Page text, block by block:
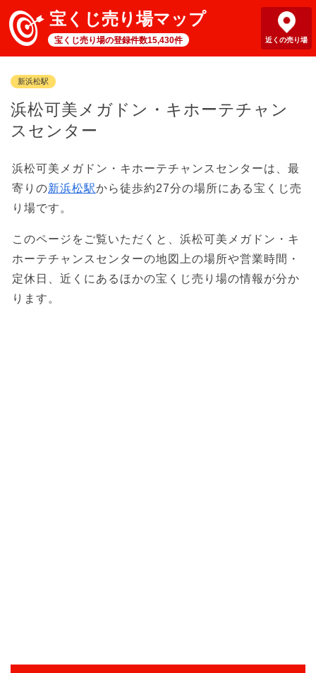
宝くじ売り場マップ
宝くじ売り場の登録件数15,430件 近くの売り場
新浜松駅
浜松可美メガドン・キホーテチャン
スセンター
浜松可美メガドン・キホーテチャンスセンターは、最
寄りの新浜松駅から徒歩約27分の場所にある宝くじ売
り場です。
このページをご覧いただくと、浜松可美メガドン・キ
ホーテチャンスセンターの地図上の場所や営業時間・
定休日、近くにあるほかの宝くじ売り場の情報が分か
ります。